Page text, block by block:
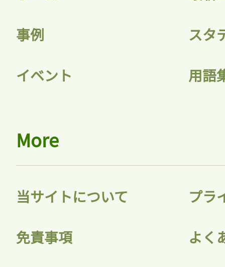
事例 スタ
イベント 用語
More
当サイトについて プラ
免責事項 よく